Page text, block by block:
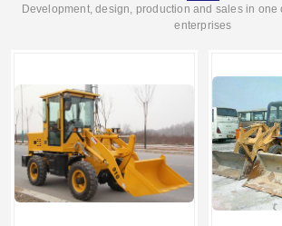
Development, design, production and sales in one
enterprises